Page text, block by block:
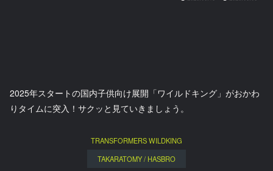
2025年スタートの国内子供向け展開「ワイルドキング」がおかわ
りタイムに突入！サクッと見ていきましょう。
TRANSFORMERS WILDKING
TAKARATOMY / HASBRO